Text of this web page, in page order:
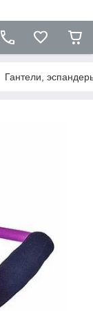
Гантели,